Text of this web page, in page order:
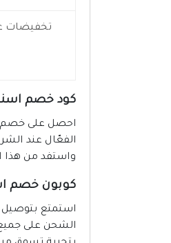
تخفيضات
كود خصم
الفعّال عند
واستفد من هذا
كوبون خصم
استمتع
الشحن على